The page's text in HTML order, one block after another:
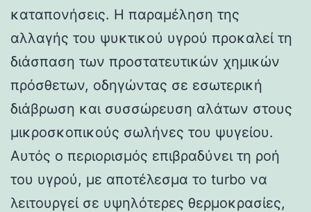
καταπονήσεις. Η παραμέληση της
αλλαγής του ψυκτικού υγρού προκαλεί τη
διάσπαση των προστατευτικών χημικών
πρόσθετων, οδηγώντας σε εσωτερική
διάβρωση και συσσώρευση αλάτων στους
μικροσκοπικούς σωλήνες του ψυγείου.
Αυτός ο περιορισμός επιβραδύνει τη ροή
του υγρού, με αποτέλεσμα το turbo να
λειτουργεί σε υψηλότερες θερμοκρασίες,